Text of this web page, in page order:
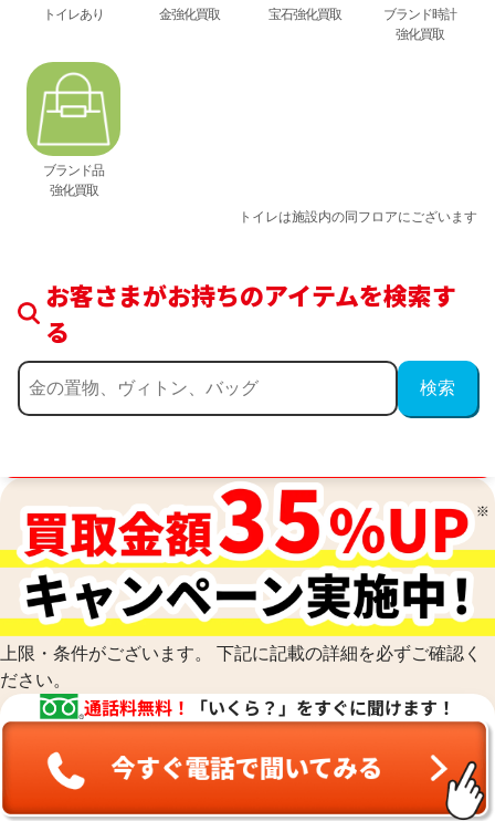
トイレあり 金強化買取 宝石強化買取
ブランド時計
強化買取
ブランド品
強化買取
トイレは施設内の同フロアにございます
お客さまがお持ちのアイテムを検索す
る
上限・条件がございます。 下記に記載の詳細を必ずご確認く
ださい。
通話料無料！ 「いくら？」をすぐに聞けます！